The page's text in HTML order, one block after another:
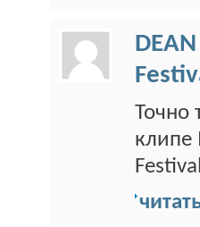
DEAN
Точно
клипе